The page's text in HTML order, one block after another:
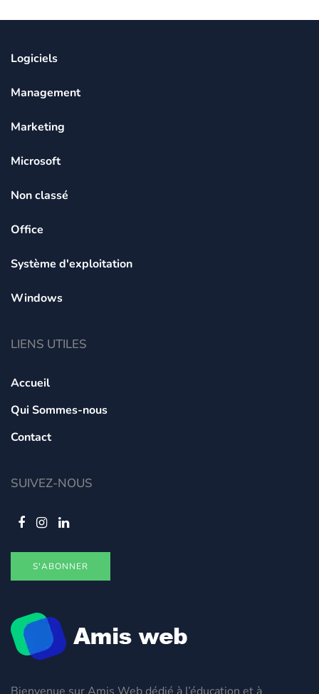
Bienvenue sur Amis Web dédié à l’éducation et à
Logiciels
Management
Marketing
Microsoft
Non classé
Office
Système d'exploitation
Windows
LIENS UTILES
Accueil
Qui Sommes-nous
Contact
SUIVEZ-NOUS
S'ABONNER